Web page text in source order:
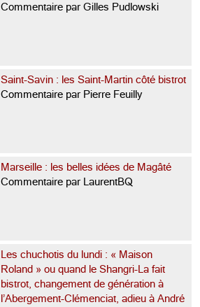
Commentaire par Gilles Pudlowski
Saint-Savin : les Saint-Martin côté bistrot
Commentaire par Pierre Feuilly
Marseille : les belles idées de Magâté
Commentaire par LaurentBQ
Les chuchotis du lundi : « Maison
Roland » ou quand le Shangri-La fait
bistrot, changement de génération à
l’Abergement-Clémenciat, adieu à André